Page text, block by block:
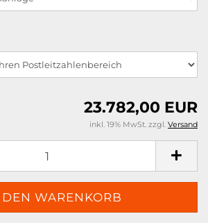
23.782,00 EUR
inkl. 19% MwSt. zzgl. Versand